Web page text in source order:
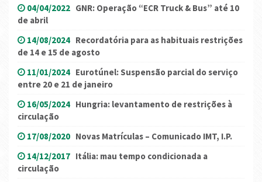
04/04/2022 GNR: Operação “ECR Truck & Bus” até 10
de abril
14/08/2024 Recordatória para as habituais restrições
de 14 e 15 de agosto
11/01/2024 Eurotúnel: Suspensão parcial do serviço
entre 20 e 21 de janeiro
16/05/2024 Hungria: levantamento de restrições à
circulação
17/08/2020 Novas Matrículas – Comunicado IMT, I.P.
14/12/2017 Itália: mau tempo condicionada a
circulação